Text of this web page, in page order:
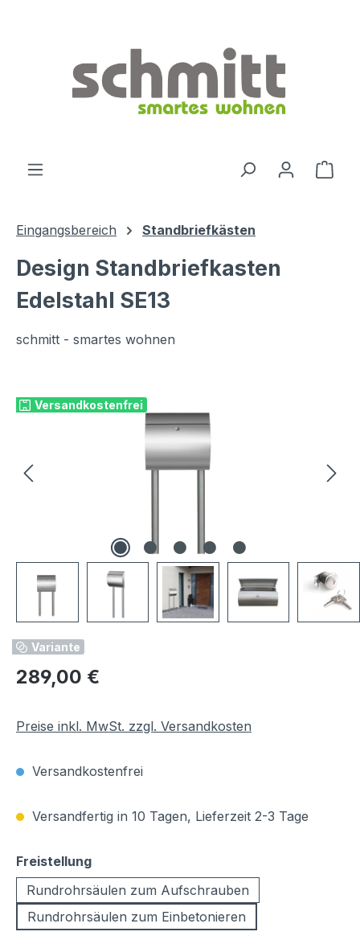
Eingangsbereich Standbriefkästen
Design Standbriefkasten
Edelstahl SE13
schmitt - smartes wohnen
Versandkostenfrei
Variante
Regulärer Preis:
289,00 €
Preise inkl. MwSt. zzgl. Versandkosten
Versandkostenfrei
Versandfertig in 10 Tagen, Lieferzeit 2-3 Tage
Freistellungauswählen
Rundrohrsäulen zum Aufschrauben
Rundrohrsäulen zum Einbetonieren